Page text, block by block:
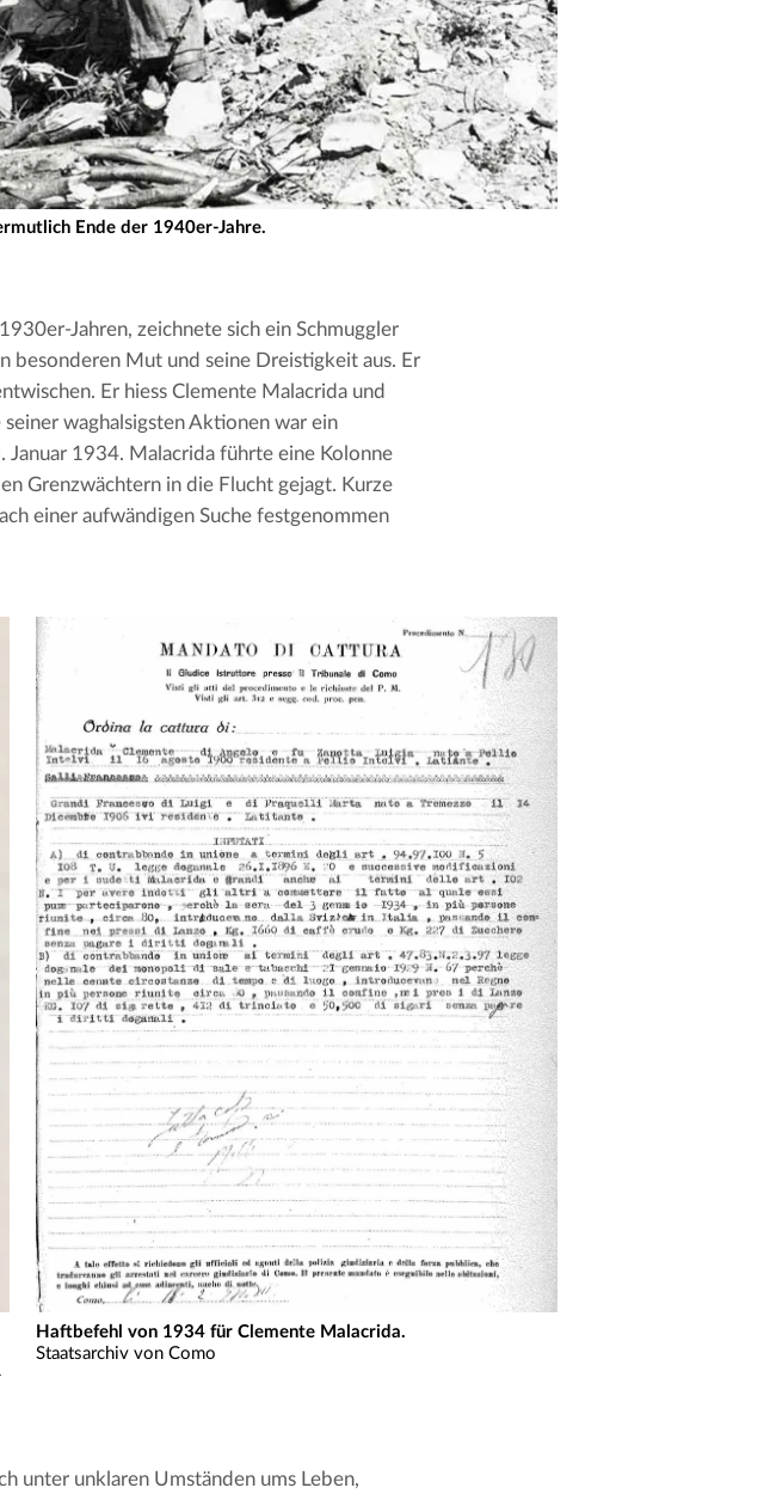
Ende der 1940er-Jahre.
Jahren, zeichnete sich ein Schmuggler
besonderen Mut und seine Dreistigkeit aus. Er
Er hiess Clemente Malacrida und
seiner waghalsigsten Aktionen war ein
1934. Malacrida führte eine Kolonne
Grenzwächtern in die Flucht gejagt. Kurze
einer aufwändigen Suche festgenommen
Haftbefehl von 1934 für Clemente Malacrida.
Staatsarchiv von Como
unter unklaren Umständen ums Leben,